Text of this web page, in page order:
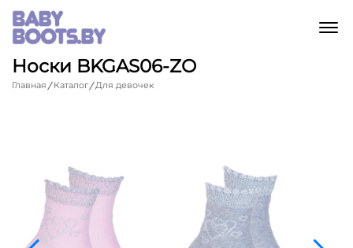
Носки BKGAS06-ZO
Главная Каталог Для девочек